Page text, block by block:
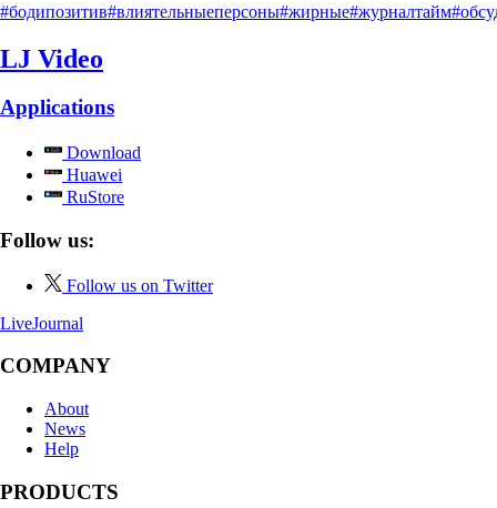
#бодипозитив#влиятельныеперсоны#жирные#журналтайм
LJ Video
Applications
Download
Huawei
RuStore
Follow us:
Follow us on Twitter
LiveJournal
COMPANY
About
News
Help
PRODUCTS